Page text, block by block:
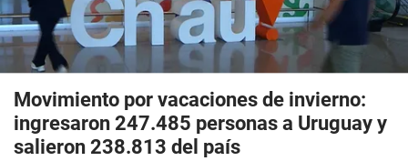
Movimiento por vacaciones de invierno:
ingresaron 247.485 personas a Uruguay y
salieron 238.813 del país